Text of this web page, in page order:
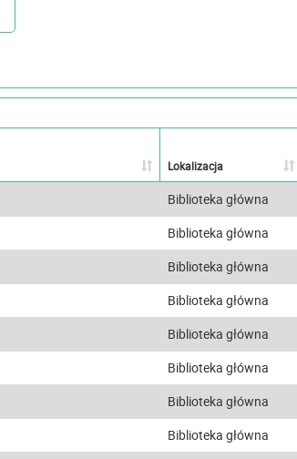
Lokalizacja
Biblioteka główna
Biblioteka główna
Biblioteka główna
Biblioteka główna
Biblioteka główna
Biblioteka główna
Biblioteka główna
Biblioteka główna